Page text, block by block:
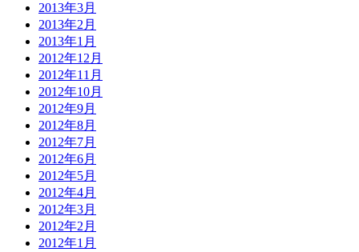
2013年3月
2013年2月
2013年1月
2012年12月
2012年11月
2012年10月
2012年9月
2012年8月
2012年7月
2012年6月
2012年5月
2012年4月
2012年3月
2012年2月
2012年1月